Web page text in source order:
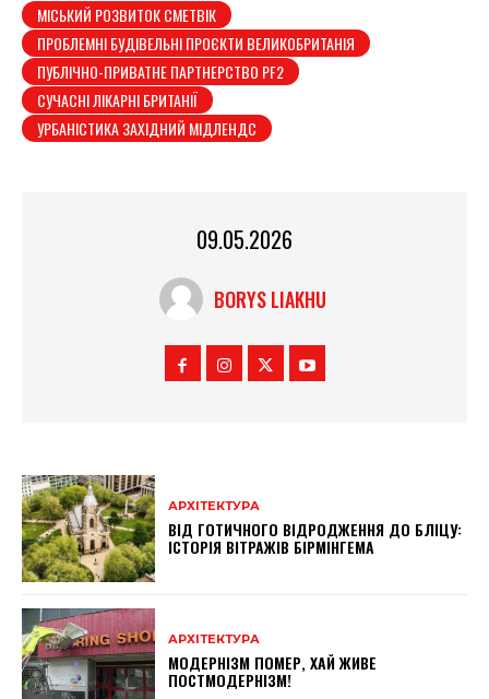
МІСЬКИЙ РОЗВИТОК СМЕТВІК
ПРОБЛЕМНІ БУДІВЕЛЬНІ ПРОЄКТИ ВЕЛИКОБРИТАНІЯ
ПУБЛІЧНО-ПРИВАТНЕ ПАРТНЕРСТВО PF2
СУЧАСНІ ЛІКАРНІ БРИТАНІЇ
УРБАНІСТИКА ЗАХІДНИЙ МІДЛЕНДС
09.05.2026
BORYS LIAKHU
АРХІТЕКТУРА
ВІД ГОТИЧНОГО ВІДРОДЖЕННЯ ДО БЛІЦУ:
ІСТОРІЯ ВІТРАЖІВ БІРМІНГЕМА
АРХІТЕКТУРА
МОДЕРНІЗМ ПОМЕР, ХАЙ ЖИВЕ
ПОСТМОДЕРНІЗМ!